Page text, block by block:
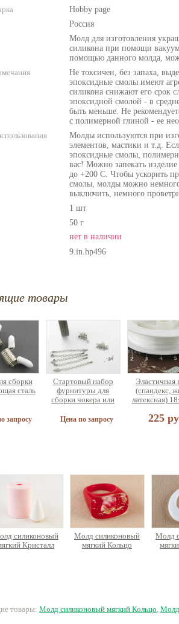
Hobby page
Россия
Молд для изготовления
силикона при помощи
помощью данного молда,
Не токсичен, без запаха,
эпоксидные смолы имеют
силикона снижают его срок
эпоксидной смолой - в
быть меньше. Не
с полимерной глиной - ее
Молды используются при
элементов, мастики и т.д.
эпоксидные смолы,
вас! Можно запекать
до +200 C. Чтобы ускорить
смолы, молды можно немного
выключить, немного
1 шт
50 г
нет в наличии
9.in.hp496
товары
сборки
сталь
запросу
Стартовый набор
фурнитуры для
сборки чокера или
украшений)
Цена по запросу
Эластичная
(спандекс,
латексная)
225
для
руб.
силиконовый
Кристалл
Молд силиконовый
мягкий Кольцо
Молд
товары: Молд силиконовый мягкий Кольцо,